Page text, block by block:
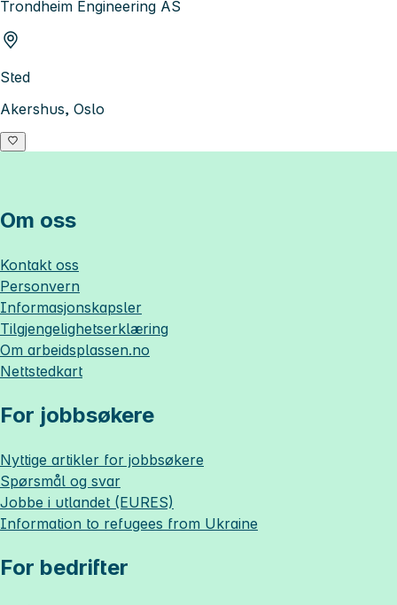
Trondheim Engineering AS
Sted
Akershus, Oslo
Om oss
Kontakt oss
Personvern
Informasjonskapsler
Tilgjengelighetserklæring
Om arbeidsplassen.no
Nettstedkart
For jobbsøkere
Nyttige artikler for jobbsøkere
Spørsmål og svar
Jobbe i utlandet (EURES)
Information to refugees from Ukraine
For bedrifter